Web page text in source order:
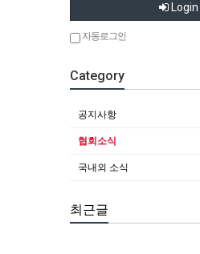
Login
자동로그인
Category
공지사항
협회소식
국내외 소식
최근글